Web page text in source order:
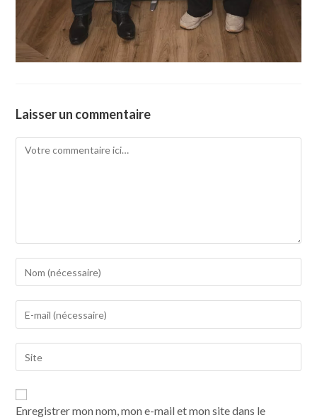
Laisser un commentaire
Enregistrer mon nom, mon e-mail et mon site dans le